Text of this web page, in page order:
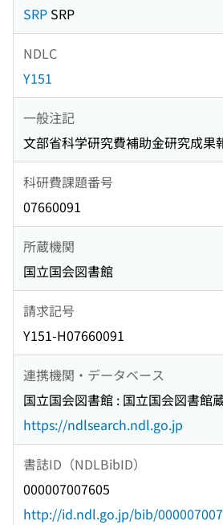
SRP SRP
NDLC
Y151
一般注記
文部省科学研究費補助金研究成果
科研費課題番号
07660091
所蔵機関
国立国会図書館
請求記号
Y151-H07660091
連携機関・データベース
国立国会図書館 : 国立国会図書館
https://ndlsearch.ndl.go.jp
書誌ID（NDLBibID）
000007007605
http://id.ndl.go.jp/bib/